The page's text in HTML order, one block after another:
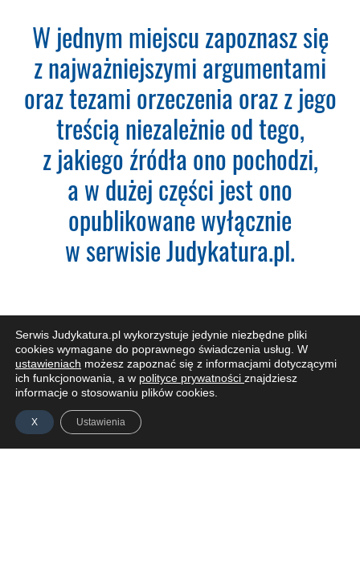
Aktualności Plus 360
Wyszukiwarka 360
Wyszukiwarka Plus 360 dni
Adres e-mail:
Nazwa Firmy:
NIP:
Adres firmy:
Kod Pocztowy:
Miasto:
W jednym miejscu zapoznasz się
z najważniejszymi argumentami
oraz tezami orzeczenia oraz z jego
treścią niezależnie od tego,
z jakiego źródła ono pochodzi,
a w dużej części jest ono
opublikowane wyłącznie
w serwisie Judykatura.pl.
ZAPISZ SIĘ DO NEWSLETTERA
Serwis Judykatura.pl wykorzystuje jedynie niezbędne pliki
cookies wymagane do poprawnego świadczenia usług. W
ustawieniach możesz zapoznać się z informacjami dotyczącymi
ich funkcjonowania, a w polityce prywatności znajdziesz
informacje o stosowaniu plików cookies.
X Ustawienia